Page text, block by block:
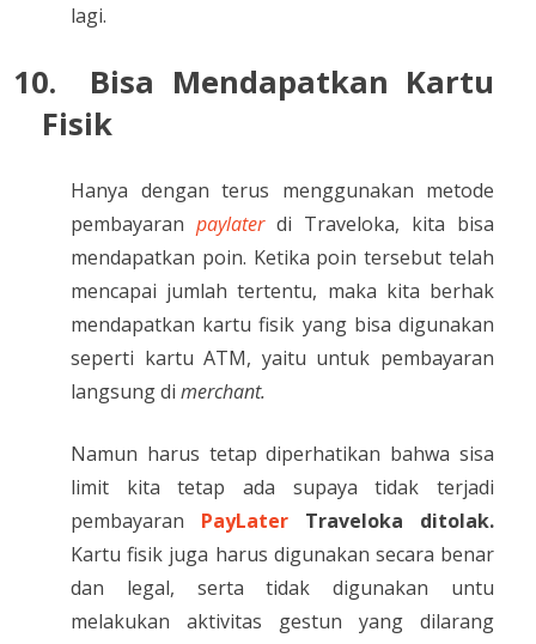
lagi.
10.
Bisa Mendapatkan Kartu
Fisik
Hanya dengan terus menggunakan metode
pembayaran paylater di Traveloka, kita bisa
mendapatkan poin. Ketika poin tersebut telah
mencapai jumlah tertentu, maka kita berhak
mendapatkan kartu fisik yang bisa digunakan
seperti kartu ATM, yaitu untuk pembayaran
langsung di merchant.
Namun harus tetap diperhatikan bahwa sisa
limit kita tetap ada supaya tidak terjadi
pembayaran PayLater Traveloka ditolak.
Kartu fisik juga harus digunakan secara benar
dan legal, serta tidak digunakan untu
melakukan aktivitas gestun yang dilarang